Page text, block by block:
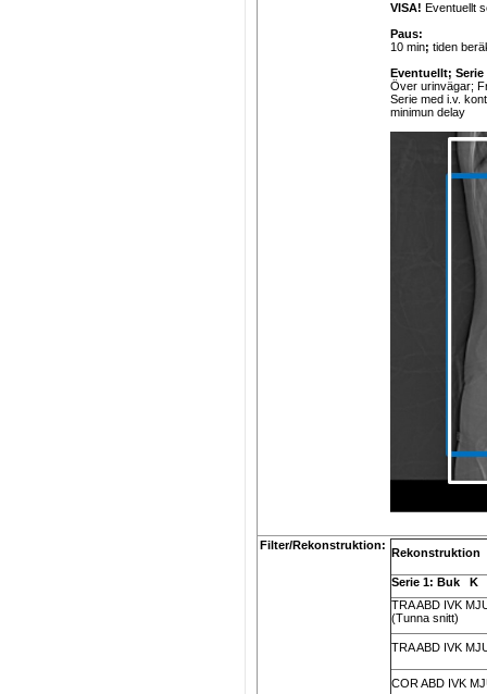
VISA! Eventuellt
Paus:
10 min; tiden
Eventuellt; Serie
Över urinvägar;
Serie med i.v.
minimun delay
Filter/Rekonstruktion:
Rekonstruktion
Serie 1: Buk K
TRA ABD IVK
(Tunna snitt)
TRA ABD IVK
COR ABD IVK